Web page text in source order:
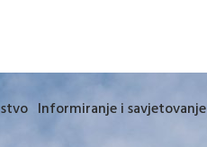
Informiranje i savjetovanje